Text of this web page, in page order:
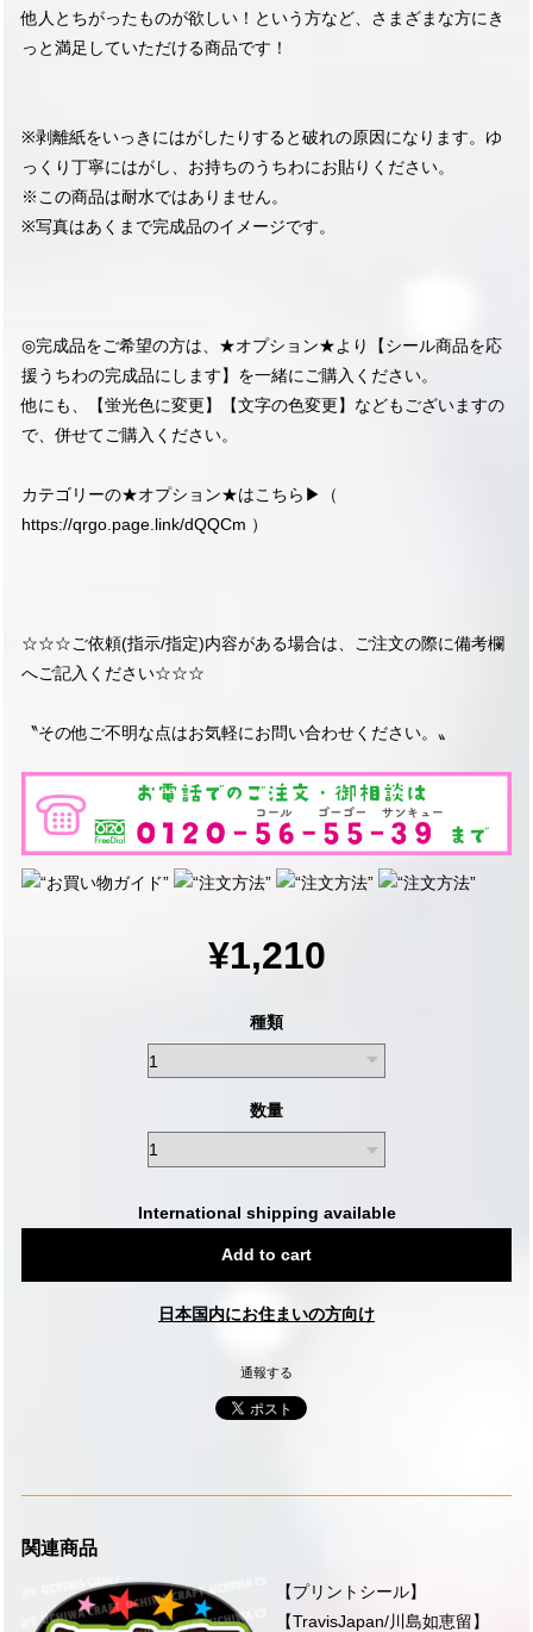
他人とちがったものが欲しい！という方など、さまざまな方にき
っと満足していただける商品です！
※剥離紙をいっきにはがしたりすると破れの原因になります。ゆ
っくり丁寧にはがし、お持ちのうちわにお貼りください。
※この商品は耐水ではありません。
※写真はあくまで完成品のイメージです。
◎完成品をご希望の方は、★オプション★より【シール商品を応
援うちわの完成品にします】を一緒にご購入ください。
他にも、【蛍光色に変更】【文字の色変更】などもございますの
で、併せてご購入ください。
カテゴリーの★オプション★はこちら▶︎（
https://qrgo.page.link/dQQCm ）
☆☆☆ご依頼(指示/指定)内容がある場合は、ご注文の際に備考欄
へご記入ください☆☆☆
〝その他ご不明な点はお気軽にお問い合わせください。〟
¥1,210
種類
数量
International shipping available
Add to cart
日本国内にお住まいの方向け
通報する
関連商品
【プリントシール】
【TravisJapan/川島如恵留】